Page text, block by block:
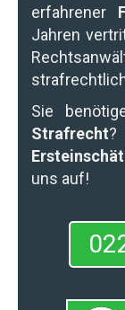
erfahrener
Jahren
Sie
Strafrecht?
uns auf!